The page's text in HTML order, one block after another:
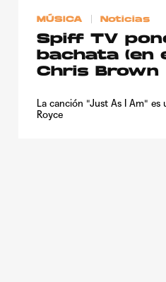
Aviso
© 2015-2022 UMOMAG.
DERECHOS
MÚSICA Noticias
Spiff TV
bachata (en
Chris Brown
La canción "Just As I Am"
Royce